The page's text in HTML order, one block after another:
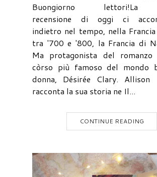
Buongiorno lettori!La
recensione di oggi ci
indietro nel tempo, nella
tra '700 e '800, la Francia di
Ma protagonista del
còrso più famoso del mondo
donna, Désirée Clary. Allison
racconta la sua storia ne Il...
CONTINUE READING